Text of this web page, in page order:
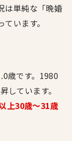
は単純な「晩婚
います。
歳です。1980
しています。
上30歳〜31歳